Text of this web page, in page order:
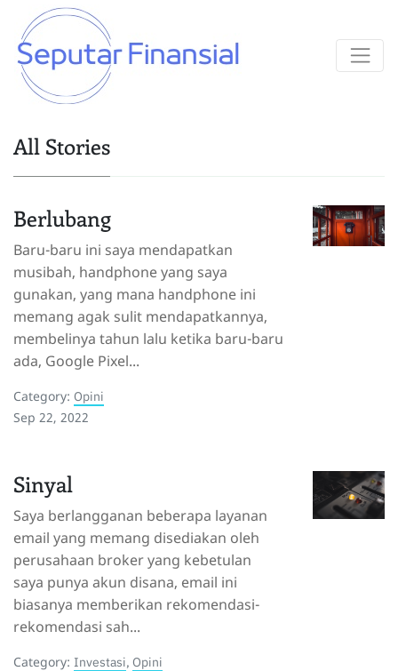
All Stories
Berlubang
Baru-baru ini saya mendapatkan
musibah, handphone yang saya
gunakan, yang mana handphone ini
memang agak sulit mendapatkannya,
membelinya tahun lalu ketika baru-baru
ada, Google Pixel...
Category: Opini
Sep 22, 2022
Sinyal
Saya berlangganan beberapa layanan
email yang memang disediakan oleh
perusahaan broker yang kebetulan
saya punya akun disana, email ini
biasanya memberikan rekomendasi-
rekomendasi sah...
Category: Investasi, Opini